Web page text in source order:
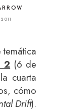
2 (6 de
cuarta
cómo
Drift).